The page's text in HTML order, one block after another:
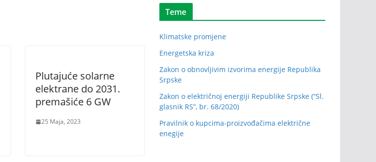
Plutajuće solarne
elektrane do 2031.
premašiće 6 GW
25 Maja, 2023
Teme
Klimatske promjene
Energetska kriza
Zakon o obnovljivim izvorima energije Republika
Srpske
Zakon o električnoj energiji Republike Srpske (“Sl.
glasnik RS”, br. 68/2020)
Pravilnik o kupcima-proizvođačima električne
enegije